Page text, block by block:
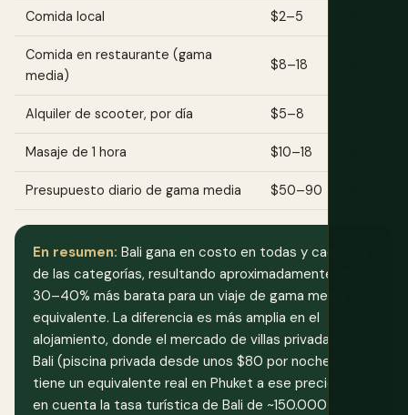
Comida local $2–5
Comida en restaurante (gama
media)
$8–18
Alquiler de scooter, por día $5–8
Masaje de 1 hora $10–18
Presupuesto diario de gama media $50–90
En resumen: Bali gana en costo en todas y cada una
de las categorías, resultando aproximadamente un
30–40% más barata para un viaje de gama media
equivalente. La diferencia es más amplia en el
alojamiento, donde el mercado de villas privadas de
Bali (piscina privada desde unos $80 por noche) no
tiene un equivalente real en Phuket a ese precio. Ten
en cuenta la tasa turística de Bali de ~150.000 IDR